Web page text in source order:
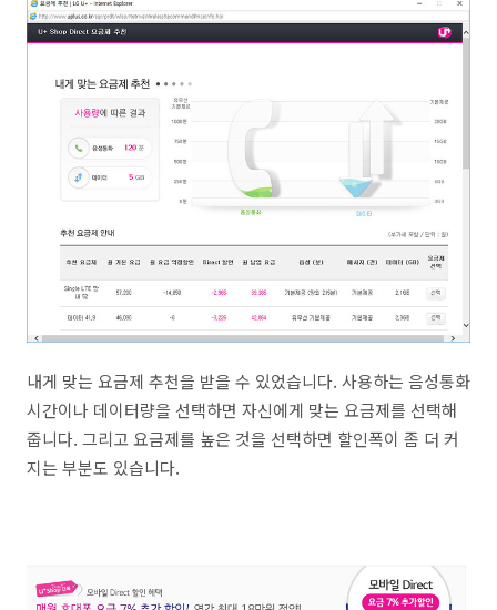
내게 맞는 요금제 추천을 받을 수 있었습니다. 사용하는 음성통화
시간이나 데이터량을 선택하면 자신에게 맞는 요금제를 선택해
줍니다. 그리고 요금제를 높은 것을 선택하면 할인폭이 좀 더 커
지는 부분도 있습니다.